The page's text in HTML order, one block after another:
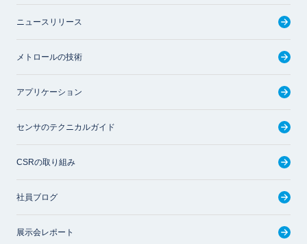
ニュースリリース
メトロールの技術
アプリケーション
センサのテクニカルガイド
CSRの取り組み
社員ブログ
展示会レポート